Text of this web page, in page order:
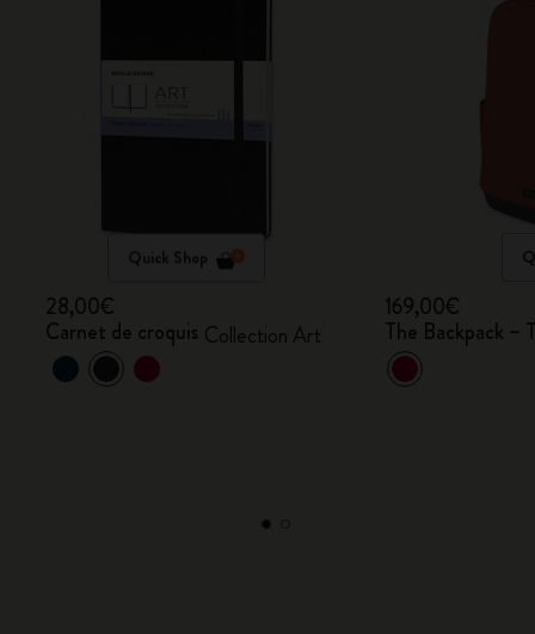
Quick Shop
28,00€
Carnet de croquis Collection Art
169,00€
The Backpack –